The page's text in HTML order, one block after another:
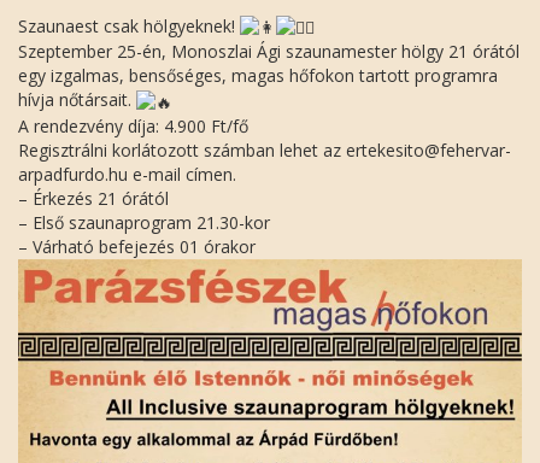
Szaunaest csak hölgyeknek!
Szeptember 25-én, Monoszlai Ági szaunamester hölgy 21 órától
egy izgalmas, bensőséges, magas hőfokon tartott programra
hívja nőtársait.
A rendezvény díja: 4.900 Ft/fő
Regisztrálni korlátozott számban lehet az ertekesito@fehervar-
arpadfurdo.hu e-mail címen.
– Érkezés 21 órától
– Első szaunaprogram 21.30-kor
– Várható befejezés 01 órakor